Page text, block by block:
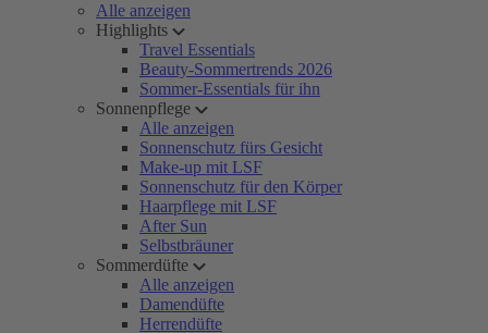
Alle anzeigen
Highlights
Travel Essentials
Beauty-Sommertrends 2026
Sommer-Essentials für ihn
Sonnenpflege
Alle anzeigen
Sonnenschutz fürs Gesicht
Make-up mit LSF
Sonnenschutz für den Körper
Haarpflege mit LSF
After Sun
Selbstbräuner
Sommerdüfte
Alle anzeigen
Damendüfte
Herrendüfte